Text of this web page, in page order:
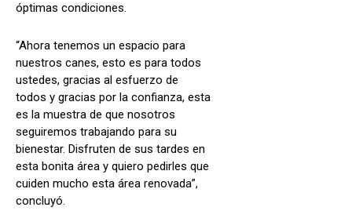
óptimas condiciones.
“Ahora tenemos un espacio para
nuestros canes, esto es para todos
ustedes, gracias al esfuerzo de
todos y gracias por la confianza, esta
es la muestra de que nosotros
seguiremos trabajando para su
bienestar. Disfruten de sus tardes en
esta bonita área y quiero pedirles que
cuiden mucho esta área renovada”,
concluyó.